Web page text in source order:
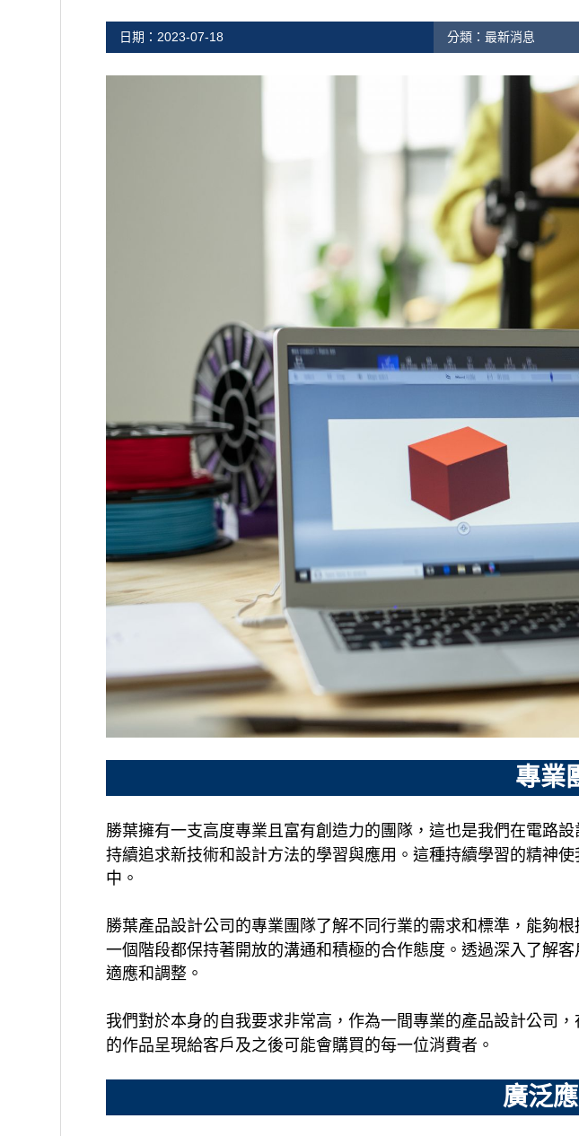
日期： 2023-07-18 分類：最新消息
專業
勝葉擁有一支高度專業且富有創造力的團隊，這也是我們在電路
持續追求新技術和設計方法的學習與應用。這種持續學習的精神
中。
勝葉產品設計公司的專業團隊了解不同行業的需求和標準，能夠
一個階段都保持著開放的溝通和積極的合作態度。透過深入了解
適應和調整。
我們對於本身的自我要求非常高，作為一間專業的產品設計公司
的作品呈現給客戶及之後可能會購買的每一位消費者。
廣泛